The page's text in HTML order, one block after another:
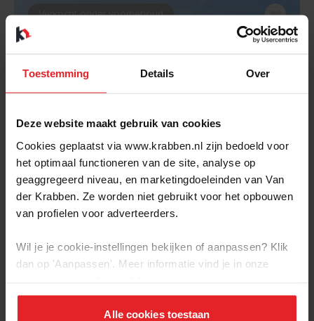
Toestemming Details Over
Deze website maakt gebruik van cookies
Cookies geplaatst via www.krabben.nl zijn bedoeld voor
het optimaal functioneren van de site, analyse op
geaggregeerd niveau, en marketingdoeleinden van Van
der Krabben. Ze worden niet gebruikt voor het opbouwen
van profielen voor adverteerders.
Wil je je cookie-instellingen bekijken of aanpassen? Klik
dan op 'Aanpassen'. Meer informatie vind je in onze
Alle cookies toestaan
BEKIJK
Verkocht onder voorbehoud
Molenstraat 36
€ 775.000,- k.k. | 174 m 2| 5 kamers | Energielabel: A